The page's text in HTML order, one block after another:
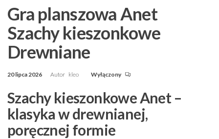
Gra planszowa Anet
Szachy kieszonkowe
Drewniane
20 lipca 2026 Autor kleo Wyłączony
Szachy kieszonkowe Anet –
klasyka w drewnianej,
poręcznej formie